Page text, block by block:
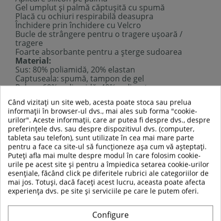
Gel umplut și palmă căptușită cu spumă
Placă cu ochiuri respirabilă deasupra
Închidere prin închidere cu Velcro
Bucle de strângere pentru o tragere ușoară /
tragere
Foarte absorbante pentru a șterge sudoarea
Material:
Sus: 80% poliamidă, 20% elastan
Captuseala: spumă, tampon de gel
Palma: 60% poliamidă, 40% poliuretan
activități de fitness
Marimi:
circumferitna
palma(cm)
lungime
incheietura (cm)
lungime
(cm)
XS
18 12
14
S
19 12.6
14.75
M
20 13.2
15.5
13.8
Când vizitați un site web, acesta poate stoca sau prelua
informații în browser-ul dvs., mai ales sub forma "cookie-
urilor". Aceste informații, care ar putea fi despre dvs., despre
preferințele dvs. sau despre dispozitivul dvs. (computer,
tableta sau telefon), sunt utilizate în cea mai mare parte
pentru a face ca site-ul să funcționeze așa cum vă așteptați.
Puteți afla mai multe despre modul în care folosim cookie-
urile pe acest site și pentru a împiedica setarea cookie-urilor
esențiale, făcând click pe diferitele rubrici ale categoriilor de
mai jos. Totuși, dacă faceți acest lucru, aceasta poate afecta
experiența dvs. pe site și serviciile pe care le putem oferi.
Configure